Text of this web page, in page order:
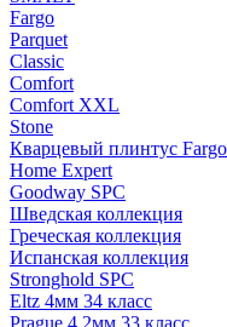
Fargo
Parquet
Classic
Comfort
Comfort XXL
Stone
Кварцевый плинтус Fargo
Home Expert
Goodway SPC
Шведская коллекция
Греческая коллекция
Испанская коллекция
Stronghold SPC
Eltz 4мм 34 класс
Prague 4.2мм 33 класс